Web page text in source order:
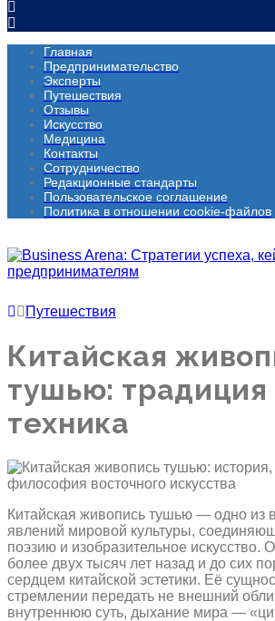
Главная
Предпринимательство
Эксперты
Путешествия
Отзывы
Искусство
Медицина
Контакты
Сотрудничество
Редакционные стандарты
Пользовательское соглашение
Политика в отношении cookie-файлов
Путешествия
Китайская
тушью: традиция
техника
Китайская живопись тушью — одно из
явлений мировой культуры,
поэзию и изобразительное искусство.
более двух тысяч лет назад и до сих
сердцем китайской эстетики. Её
стремлении передать не внешний
внутреннюю суть, дыхание мира —